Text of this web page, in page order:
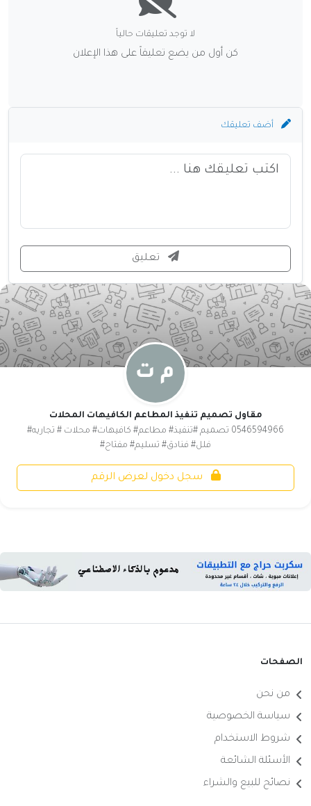
لا توجد تعليقات حالياً
كن أول من يضع تعليقاً على هذا الإعلان
أضف تعليقك
تعليق
مقاول تصميم تنفيذ المطاعم الكافيهات المحلات
0546594966 تصميم #تنفيذ# مطاعم# كافيهات# محلات # تجاريه#
فلل# فنادق# تسليم# مفتاح#
سجل دخول لعرض الرقم
الصفحات
من نحن
سياسة الخصوصية
شروط الاستخدام
الأسئلة الشائعة
نصائح للبيع والشراء